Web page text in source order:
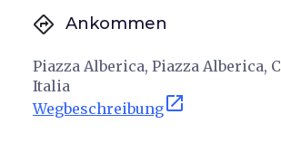
directions Ankommen
Piazza Alberica, Piazza Alberica,
Italia
Wegbeschreibungopen_in_new